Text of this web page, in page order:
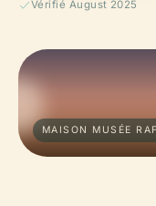
Vérifié August 2025
MAISON MUSÉE